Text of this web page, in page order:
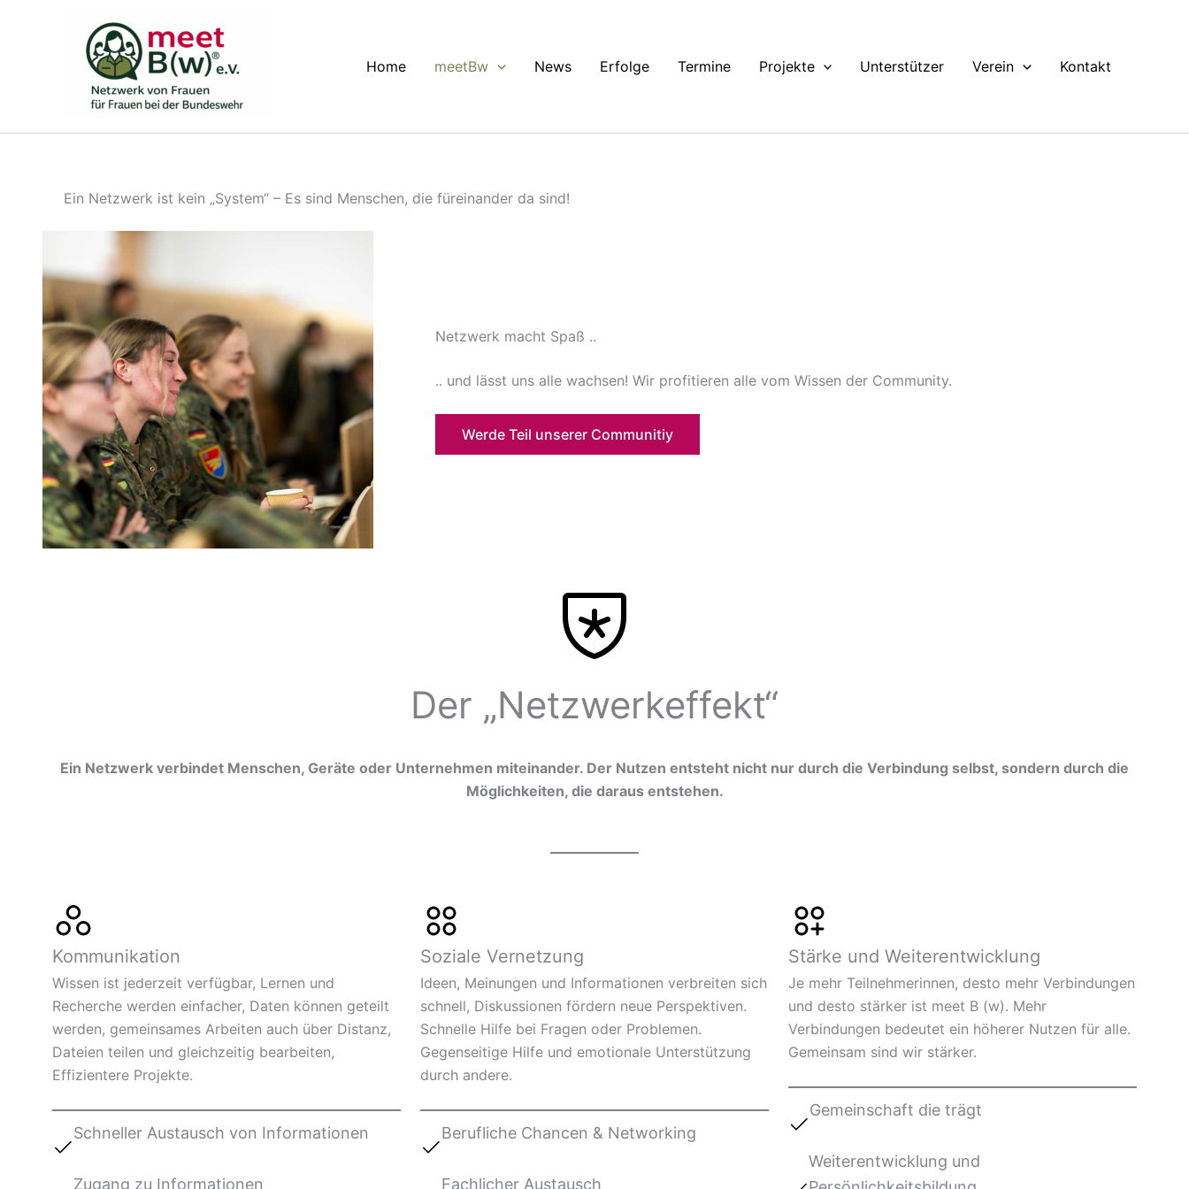
Home meetBw News Erfolge Termine Projekte Unterstützer Verein Kontakt
Ein Netzwerk ist kein „System“ – Es sind Menschen, die füreinander da sind!
Netzwerk macht Spaß ..
.. und lässt uns alle wachsen! Wir profitieren alle vom Wissen der Community.
Werde Teil unserer Communitiy
Der „Netzwerkeffekt“
Ein Netzwerk verbindet Menschen, Geräte oder Unternehmen miteinander. Der Nutzen entsteht nicht nur durch die Verbindung selbst, sondern durch die
Möglichkeiten, die daraus entstehen.
Kommunikation
Wissen ist jederzeit verfügbar, Lernen und
Recherche werden einfacher, Daten können geteilt
werden, gemeinsames Arbeiten auch über Distanz,
Dateien teilen und gleichzeitig bearbeiten,
Effizientere Projekte.
Schneller Austausch von Informationen
Zugang zu Informationen
Soziale Vernetzung
Ideen, Meinungen und Informationen verbreiten sich
schnell, Diskussionen fördern neue Perspektiven.
Schnelle Hilfe bei Fragen oder Problemen.
Gegenseitige Hilfe und emotionale Unterstützung
durch andere.
Berufliche Chancen & Networking
Fachlicher Austausch
Stärke und Weiterentwicklung
Je mehr Teilnehmerinnen, desto mehr Verbindungen
und desto stärker ist meet B (w). Mehr
Verbindungen bedeutet ein höherer Nutzen für alle.
Gemeinsam sind wir stärker.
Gemeinschaft die trägt
Weiterentwicklung und